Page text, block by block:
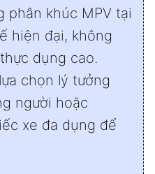
khúc MPV tại
hiện đại, không
dụng cao.
chọn lý tưởng
người hoặc
xe đa dụng để